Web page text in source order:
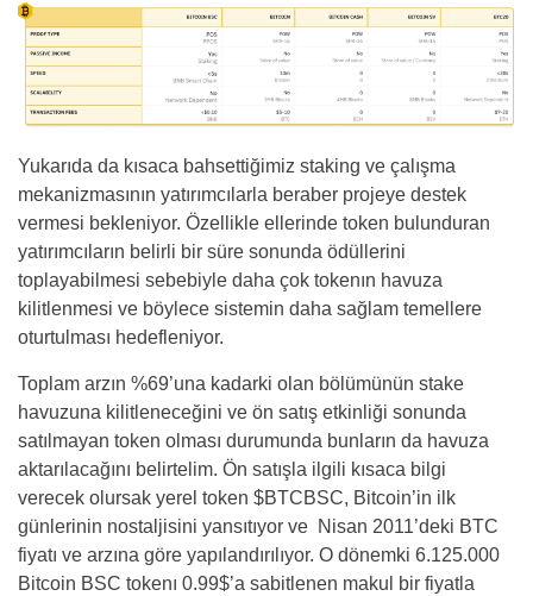
Yukarıda da kısaca bahsettiğimiz staking ve çalışma
mekanizmasının yatırımcılarla beraber projeye destek
vermesi bekleniyor. Özellikle ellerinde token bulunduran
yatırımcıların belirli bir süre sonunda ödüllerini
toplayabilmesi sebebiyle daha çok tokenın havuza
kilitlenmesi ve böylece sistemin daha sağlam temellere
oturtulması hedefleniyor.
Toplam arzın %69’una kadarki olan bölümünün stake
havuzuna kilitleneceğini ve ön satış etkinliği sonunda
satılmayan token olması durumunda bunların da havuza
aktarılacağını belirtelim. Ön satışla ilgili kısaca bilgi
verecek olursak yerel token $BTCBSC, Bitcoin’in ilk
günlerinin nostaljisini yansıtıyor ve Nisan 2011’deki BTC
fiyatı ve arzına göre yapılandırılıyor. O dönemki 6.125.000
Bitcoin BSC tokenı 0.99$’a sabitlenen makul bir fiyatla